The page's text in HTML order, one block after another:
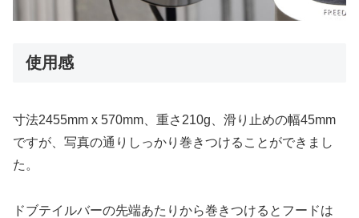
使用感
寸法2455mm x 570mm、重さ210g、滑り止めの幅45mm
ですが、写真の通りしっかり巻きつけることができまし
た。
ドブテイルバーの先端あたりから巻きつけるとフードは